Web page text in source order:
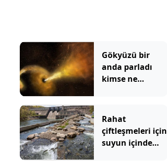
Gökyüzü bir
anda parladı
kimse ne
insanları
çözemedi yapay
zekâ anında
açıkladı
Rahat
çiftleşmeleri için
suyun içinde